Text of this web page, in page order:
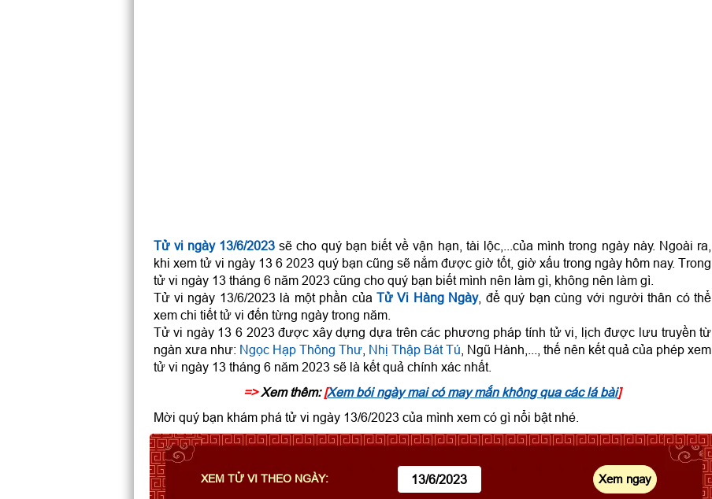
Tử vi ngày 13/6/2023 sẽ cho quý bạn biết về vận hạn, tài lộc,...của mình trong ngày này. Ngoài ra,
khi xem tử vi ngày 13 6 2023 quý bạn cũng sẽ nắm được giờ tốt, giờ xấu trong ngày hôm nay. Trong
tử vi ngày 13 tháng 6 năm 2023 cũng cho quý bạn biết mình nên làm gì, không nên làm gì.
Tử vi ngày 13/6/2023 là một phần của Tử Vi Hàng Ngày, để quý bạn cùng với người thân có thể
xem chi tiết tử vi đến từng ngày trong năm.
Tử vi ngày 13 6 2023 được xây dựng dựa trên các phương pháp tính tử vi, lịch được lưu truyền từ
ngàn xưa như: Ngọc Hạp Thông Thư, Nhị Thập Bát Tú , Ngũ Hành,..., thế nên kết quả của phép xem
tử vi ngày 13 tháng 6 năm 2023 sẽ là kết quả chính xác nhất.
=>Xem thêm:[Xem bói ngày mai có may mắn không qua các lá bài]
Mời quý bạn khám phá tử vi ngày 13/6/2023 của mình xem có gì nổi bật nhé.
XEM TỬ VI THEO NGÀY: